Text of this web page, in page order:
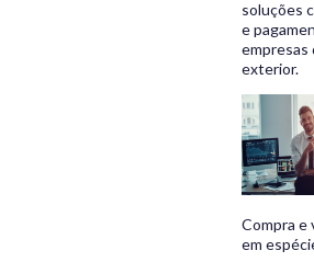
soluções
e
empresas
exterior.
Compra e
em